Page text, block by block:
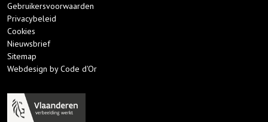
Gebruikersvoorwaarden
Privacybeleid
Cookies
Nieuwsbrief
Sitemap
Webdesign by Code d'Or